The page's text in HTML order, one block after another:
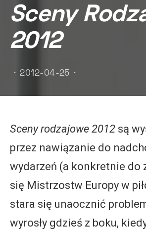
Sceny
2012
2012-04-25
Sceny rodzajowe 2012 są
przez nawiązanie do
wydarzeń (a konkretnie do
się Mistrzostw Europy w
stara się unaocznić
wyrosły gdzieś z boku,